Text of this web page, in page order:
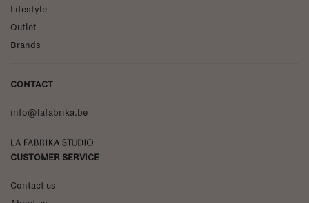
Lifestyle
Outlet
Brands
CONTACT
info@lafabrika.be
La Fabrika Studio
CUSTOMER SERVICE
Contact us